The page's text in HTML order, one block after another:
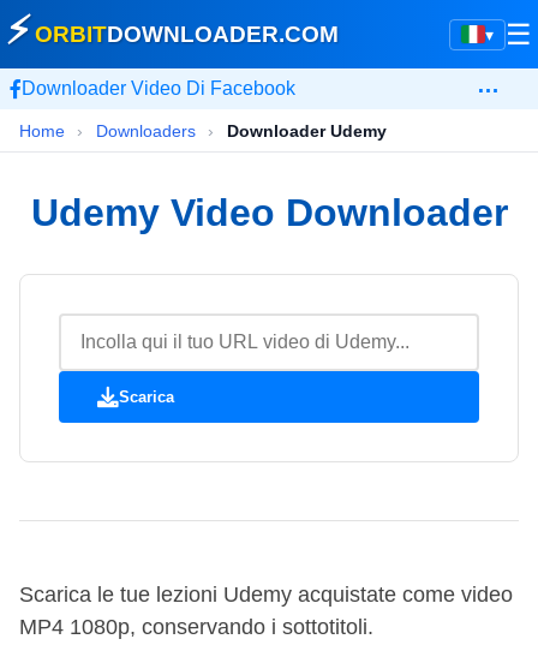
▾
⚡ORBITDOWNLOADER.COM ☰
Downloader Video Di Facebook …
Home › Downloaders › Downloader Udemy
Udemy Video Downloader
Scarica
Scarica le tue lezioni Udemy acquistate come video
MP4 1080p, conservando i sottotitoli.